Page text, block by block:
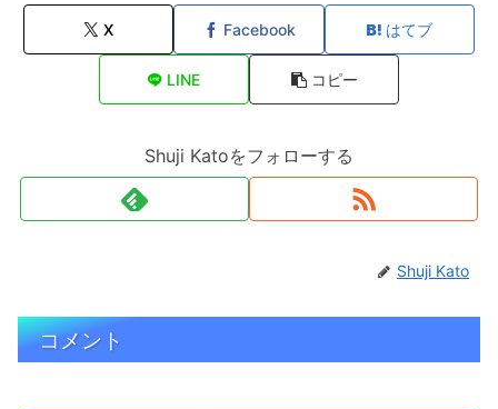
X Facebook はてブ
LINE コピー
Shuji Katoをフォローする
Shuji Kato
コメント